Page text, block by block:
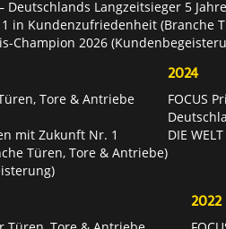
Deutschlands Langzeitsieger 5
1 in Kundenzufriedenheit (Branche
Champion 2026
Tore & Antriebe
mit Zukunft Nr. 1
Türen, Tore & Antriebe)
2024
FOCUS
DIE
2022